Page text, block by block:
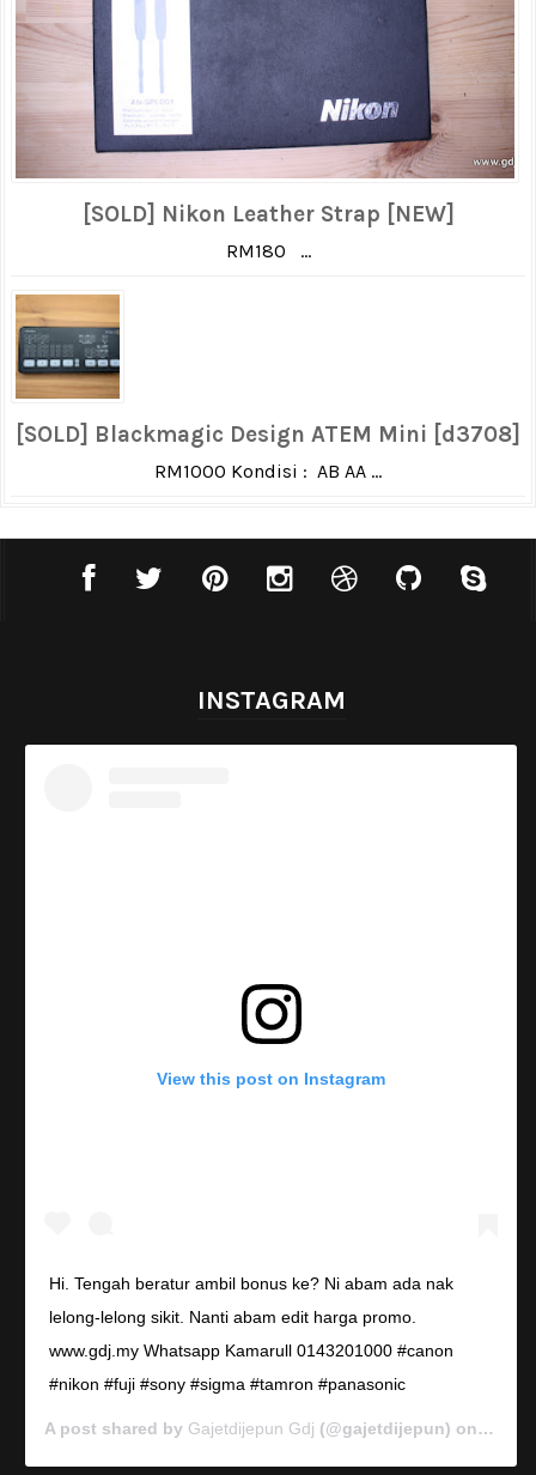
[SOLD] Nikon Leather Strap [NEW]
RM180 ...
[SOLD] Blackmagic Design ATEM Mini [d3708]
RM1000 Kondisi : AB AA ...
INSTAGRAM
View this post on Instagram
Hi. Tengah beratur ambil bonus ke? Ni abam ada nak
lelong-lelong sikit. Nanti abam edit harga promo.
www.gdj.my Whatsapp Kamarull 0143201000 #canon
#nikon #fuji #sony #sigma #tamron #panasonic
A post shared by Gajetdijepun Gdj (@gajetdijepun) on Jan 7,